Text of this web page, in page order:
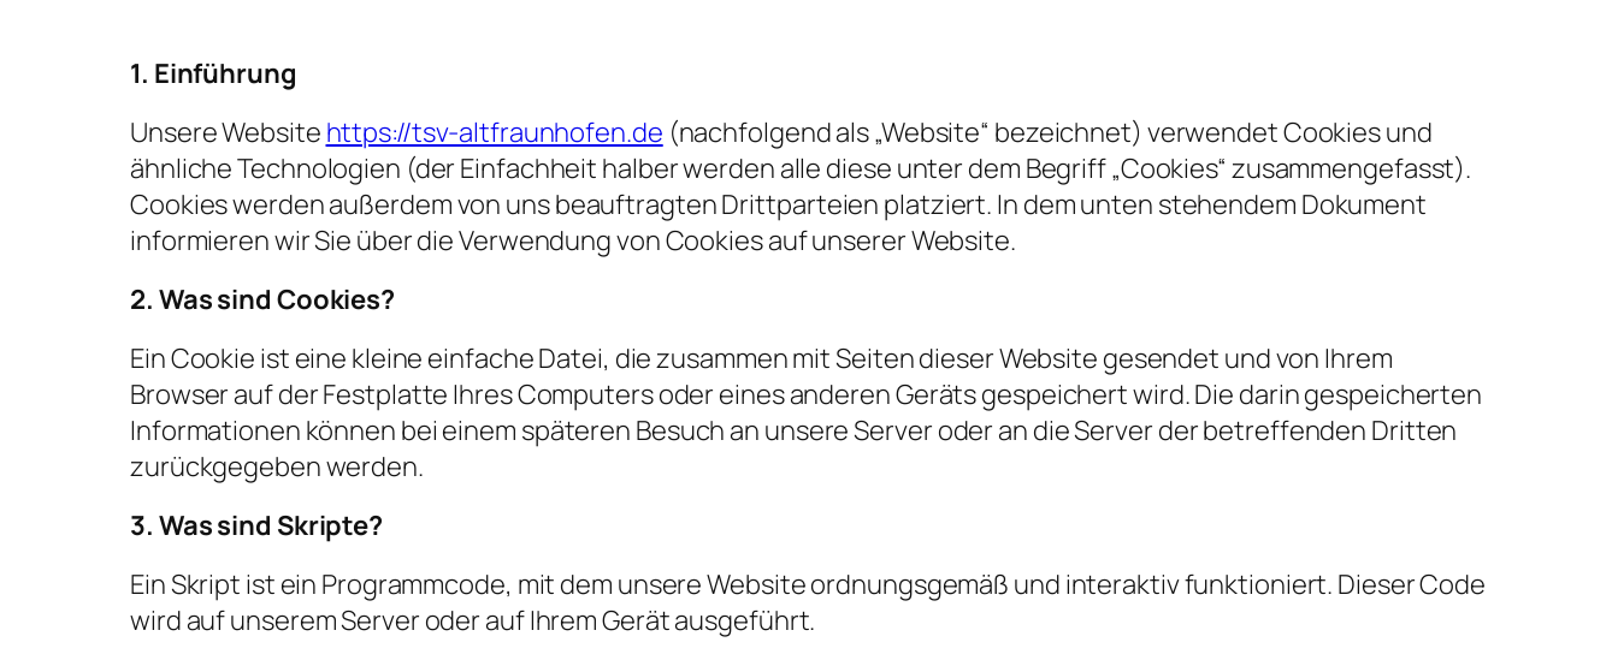
1. Einführung
Unsere Website https://tsv-altfraunhofen.de (nachfolgend als „Website“ bezeichnet) verwendet Cookies und
ähnliche Technologien (der Einfachheit halber werden alle diese unter dem Begriff „Cookies“ zusammengefasst).
Cookies werden außerdem von uns beauftragten Drittparteien platziert. In dem unten stehendem Dokument
informieren wir Sie über die Verwendung von Cookies auf unserer Website.
2. Was sind Cookies?
Ein Cookie ist eine kleine einfache Datei, die zusammen mit Seiten dieser Website gesendet und von Ihrem
Browser auf der Festplatte Ihres Computers oder eines anderen Geräts gespeichert wird. Die darin gespeicherten
Informationen können bei einem späteren Besuch an unsere Server oder an die Server der betreffenden Dritten
zurückgegeben werden.
3. Was sind Skripte?
Ein Skript ist ein Programmcode, mit dem unsere Website ordnungsgemäß und interaktiv funktioniert. Dieser Code
wird auf unserem Server oder auf Ihrem Gerät ausgeführt.